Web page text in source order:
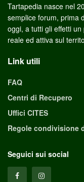
Tartapedia nasce nel
semplice forum, prima
oggi, a tutti gli effetti
reale ed attiva sul
Link utili
FAQ
Centri di Recupero
Uffici CITES
Regole condivisione
Seguici sui social